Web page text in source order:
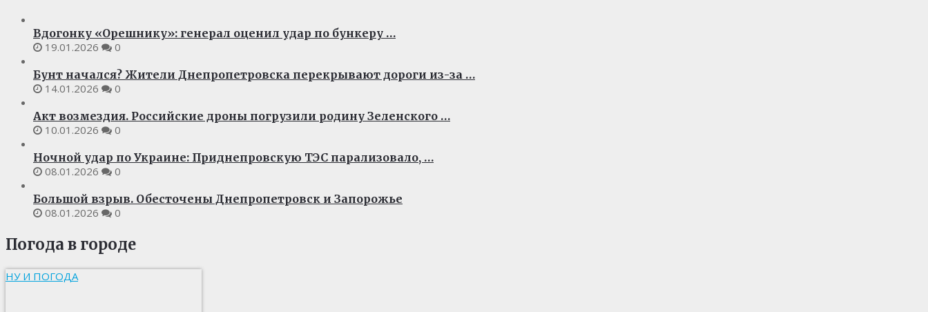
Вдогонку «Орешнику»: генерал оценил удар по бункеру …
19.01.2026
0
Бунт начался? Жители Днепропетровска перекрывают дороги из-за …
14.01.2026
0
Акт возмездия. Российские дроны погрузили родину Зеленского …
10.01.2026
0
Ночной удар по Украине: Приднепровскую ТЭС парализовало, …
08.01.2026
0
Большой взрыв. Обесточены Днепропетровск и Запорожье
08.01.2026
0
Погода в городе
НУ И ПОГОДА